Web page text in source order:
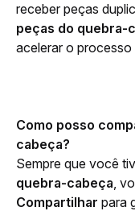
receber peças
peças do quebra-
acelerar o
Como posso
cabeça?
Sempre que você
quebra-cabeça
Compartilhar para